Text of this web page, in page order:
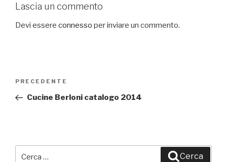
Lascia un commento
Devi essere connesso per inviare un commento.
Navigazione
Articolo
precedente:
PRECEDENTE
Cucine Berloni catalogo 2014
Cerca